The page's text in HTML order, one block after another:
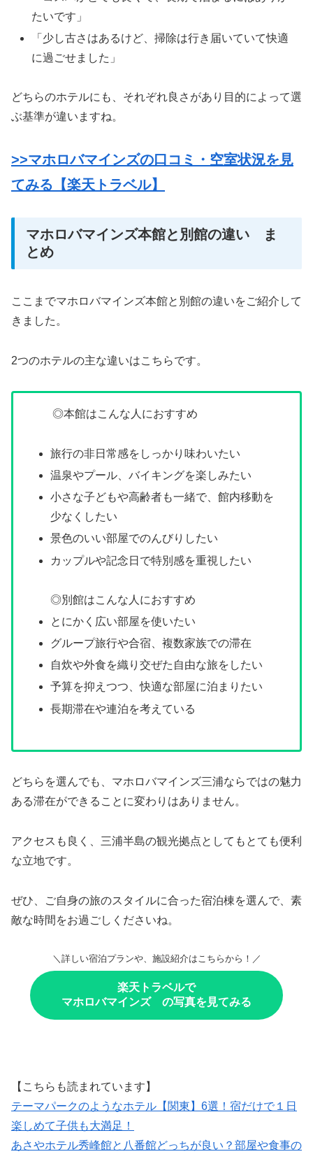
たいです」
「少し古さはあるけど、掃除は行き届いていて快適
に過ごせました」
どちらのホテルにも、それぞれ良さがあり目的によって選
ぶ基準が違いますね。
>>マホロバマインズの口コミ・空室状況を見
てみる【楽天トラベル】
マホロバマインズ本館と別館の違い ま
とめ
ここまでマホロバマインズ本館と別館の違いをご紹介して
きました。
2つのホテルの主な違いはこちらです。
◎本館はこんな人におすすめ
旅行の非日常感をしっかり味わいたい
温泉やプール、バイキングを楽しみたい
小さな子どもや高齢者も一緒で、館内移動を
少なくしたい
景色のいい部屋でのんびりしたい
カップルや記念日で特別感を重視したい
◎別館はこんな人におすすめ
とにかく広い部屋を使いたい
グループ旅行や合宿、複数家族での滞在
自炊や外食を織り交ぜた自由な旅をしたい
予算を抑えつつ、快適な部屋に泊まりたい
長期滞在や連泊を考えている
どちらを選んでも、マホロバマインズ三浦ならではの魅力
ある滞在ができることに変わりはありません。
アクセスも良く、三浦半島の観光拠点としてもとても便利
な立地です。
ぜひ、ご自身の旅のスタイルに合った宿泊棟を選んで、素
敵な時間をお過ごしくださいね。
＼詳しい宿泊プランや、施設紹介はこちらから！／
楽天トラベルで
マホロバマインズ の写真を見てみる
【こちらも読まれています】
テーマパークのようなホテル【関東】6選！宿だけで１日
楽しめて子供も大満足！
あさやホテル秀峰館と八番館どっちが良い？部屋や食事の